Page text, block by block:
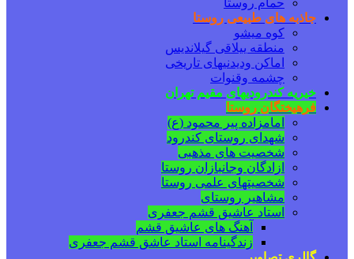
جاذبه های طبیعی روستا
کوه میشو
منطقه ییلاقی گیلاندیس
اماکن ودیدنیهای تاریخی
چشمه وقنوات
خیریه کندرودیهای مقیم تهران
فرهیختگان روستا
امامزاده پیر محمود (ع)
شهدای روستای کندرود
شخصیت های مذهبی
ازادگان وجانبازان روستا
شخصیتهای علمی روستا
مشاهیر روستای
استاد عاشیق قشم جعفری
آهنگ های عاشیق قشم
زندگینامه استاد عاشق قشم جعفری